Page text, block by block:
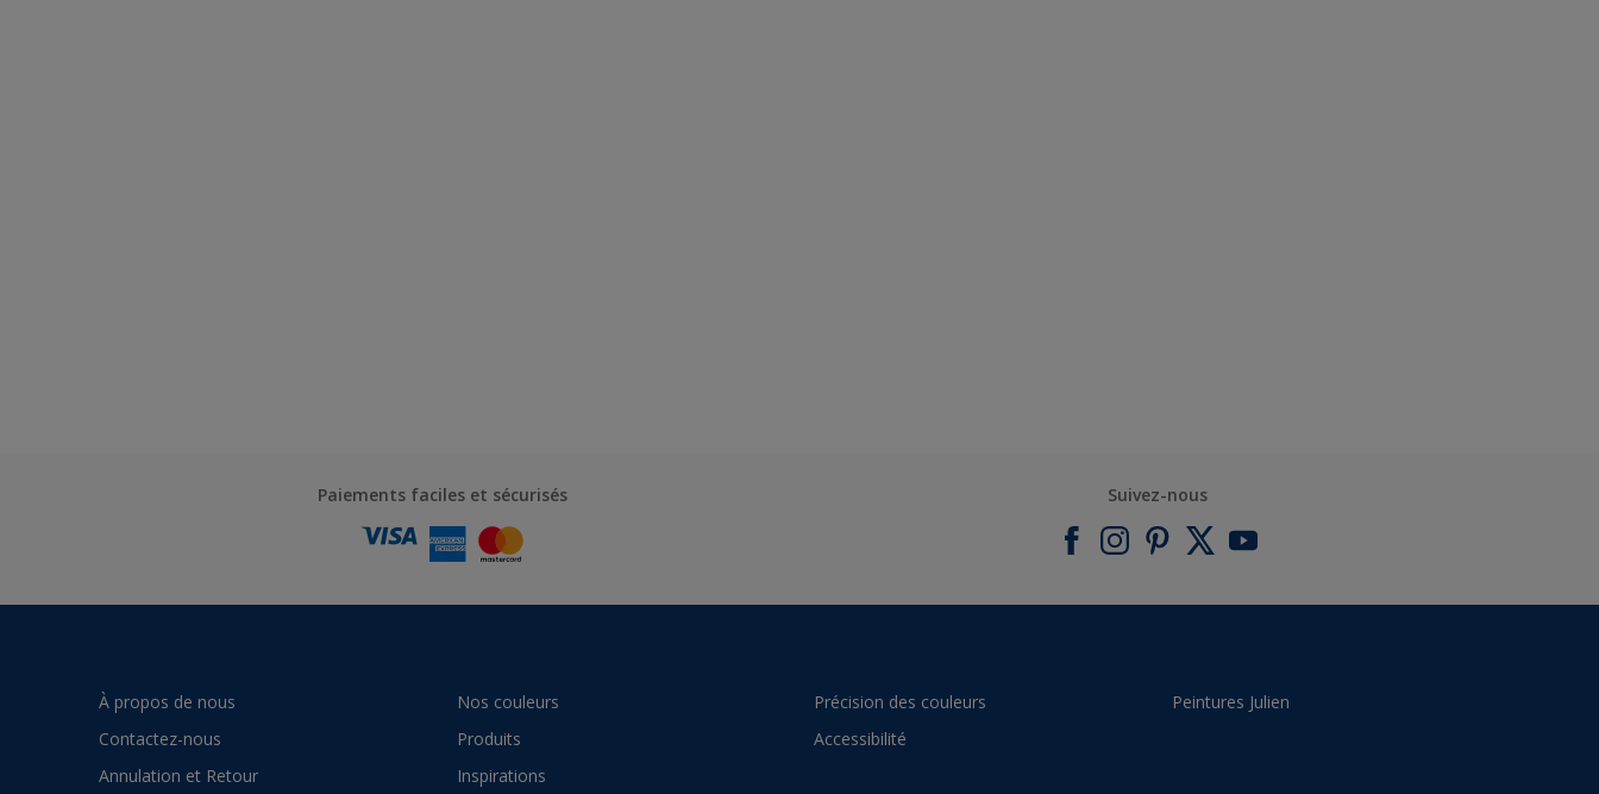
Paiements faciles et sécurisés Suivez-nous
À propos de nous
Contactez-nous
Annulation et Retour
Nos couleurs
Produits
Inspirations
Précision des couleurs
Accessibilité
Peintures Julien